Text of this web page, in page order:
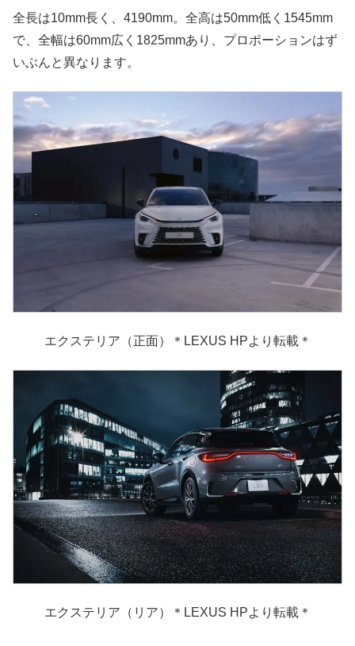
全長は10mm長く、4190mm。全高は50mm低く1545mm
で、全幅は60mm広く1825mmあり、プロポーションはず
いぶんと異なります。
エクステリア（正面）＊LEXUS HPより転載＊
エクステリア（リア）＊LEXUS HPより転載＊